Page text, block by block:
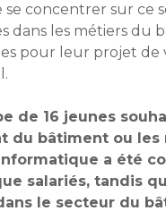
se concentrer sur ce
dans les métiers du
pour leur projet de
de 16 jeunes
du bâtiment ou
a été
salariés, tandis
le secteur du